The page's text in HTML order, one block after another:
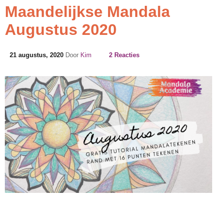
Maandelijkse Mandala
Augustus 2020
21 augustus, 2020 Door Kim 2 Reacties